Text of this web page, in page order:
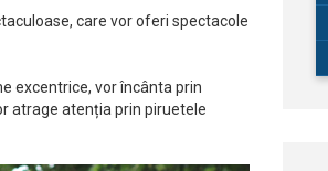
care vor oferi spectacole
excentrice, vor încânta prin
atrage atenția prin piruetele